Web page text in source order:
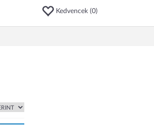
Kedvencek (0)